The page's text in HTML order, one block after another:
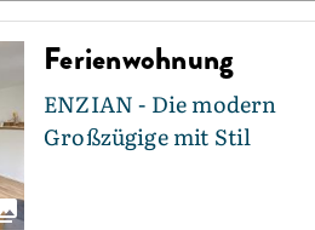
Ferienwohnung
ENZIAN - Die modern
Großzügige mit Stil